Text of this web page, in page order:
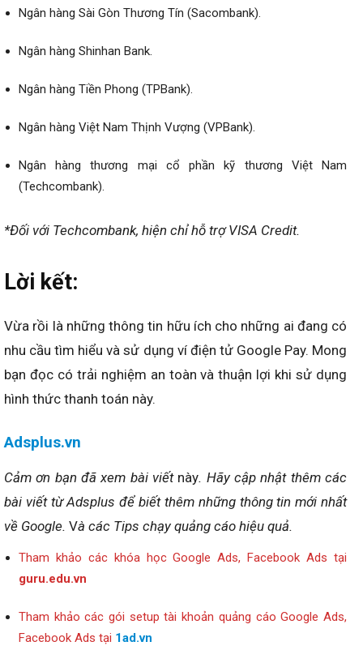
Ngân hàng Sài Gòn Thương Tín (Sacombank).
Ngân hàng Shinhan Bank.
Ngân hàng Tiền Phong (TPBank).
Ngân hàng Việt Nam Thịnh Vượng (VPBank).
Ngân hàng thương mại cổ phần kỹ thương Việt Nam
(Techcombank).
*Đối với Techcombank, hiện chỉ hỗ trợ VISA Credit.
Lời kết:
Vừa rồi là những thông tin hữu ích cho những ai đang có
nhu cầu tìm hiểu và sử dụng ví điện tử Google Pay. Mong
bạn đọc có trải nghiệm an toàn và thuận lợi khi sử dụng
hình thức thanh toán này.
Adsplus.vn
Cảm ơn bạn đã xem bài viết này. Hãy cập nhật thêm các
bài viết từ Adsplus để biết thêm những thông tin mới nhất
về Google. Và các Tips chạy quảng cáo hiệu quả.
Tham khảo các khóa học Google Ads, Facebook Ads tại
guru.edu.vn
Tham khảo các gói setup tài khoản quảng cáo Google Ads,
Facebook Ads tại 1ad.vn